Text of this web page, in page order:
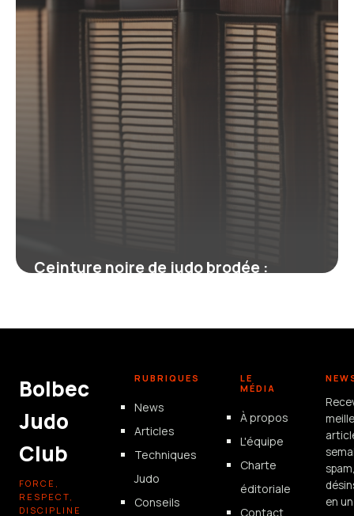
Ceinture noire de judo brodée :
Bolbec
Judo
Club
FORCE,
RESPECT,
DISCIPLINE
RUBRIQUES
News
Articles
Techniques
Judo
Conseils
LE
MÉDIA
À propos
L'équipe
Charte
éditoriale
Contact
en